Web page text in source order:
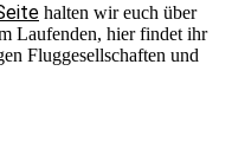
halten wir euch über
Laufenden, hier findet ihr
Fluggesellschaften und